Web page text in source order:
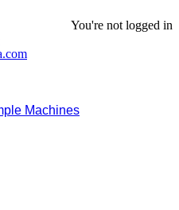
You're not logged in
Machines